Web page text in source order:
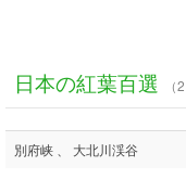
日本の紅葉百選 （
別府峡 、 大北川渓谷